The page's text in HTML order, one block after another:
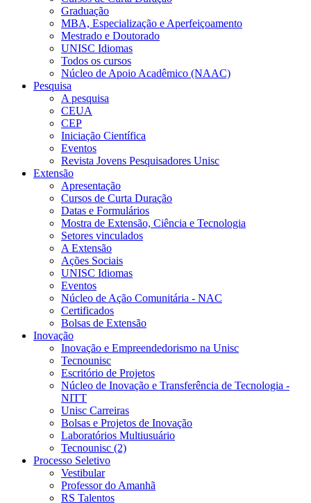
Graduação
MBA, Especialização e Aperfeiçoamento
Mestrado e Doutorado
UNISC Idiomas
Todos os cursos
Núcleo de Apoio Acadêmico (NAAC)
Pesquisa
A pesquisa
CEUA
CEP
Iniciação Científica
Eventos
Revista Jovens Pesquisadores Unisc
Extensão
Apresentação
Cursos de Curta Duração
Datas e Formulários
Mostra de Extensão, Ciência e Tecnologia
Setores vinculados
A Extensão
Ações Sociais
UNISC Idiomas
Eventos
Núcleo de Ação Comunitária - NAC
Certificados
Bolsas de Extensão
Inovação
Inovação e Empreendedorismo na Unisc
Tecnounisc
Escritório de Projetos
Núcleo de Inovação e Transferência de Tecnologia -
NITT
Unisc Carreiras
Bolsas e Projetos de Inovação
Laboratórios Multiusuário
Tecnounisc (2)
Processo Seletivo
Vestibular
Professor do Amanhã
RS Talentos